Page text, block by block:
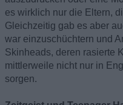
es wirklich nur die Eltern,
Gleichzeitig gab es aber
war einzuschüchtern und
Skinheads, deren rasierte
mittlerweile nicht nur in
sorgen.